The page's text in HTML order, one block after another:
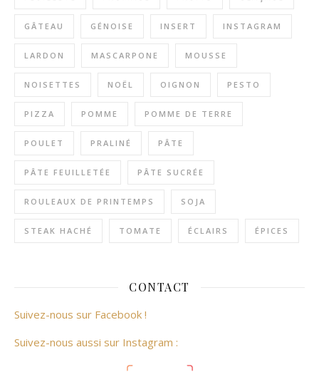
GÂTEAU GÉNOISE INSERT INSTAGRAM
LARDON MASCARPONE MOUSSE
NOISETTES NOËL OIGNON PESTO
PIZZA POMME POMME DE TERRE
POULET PRALINÉ PÂTE
PÂTE FEUILLETÉE PÂTE SUCRÉE
ROULEAUX DE PRINTEMPS SOJA
STEAK HACHÉ TOMATE ÉCLAIRS ÉPICES
CONTACT
Suivez-nous sur Facebook !
Suivez-nous aussi sur Instagram :